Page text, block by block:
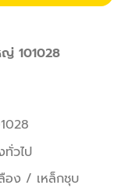
ญ่ 101028
วไป
อง / เหล็กชุบ